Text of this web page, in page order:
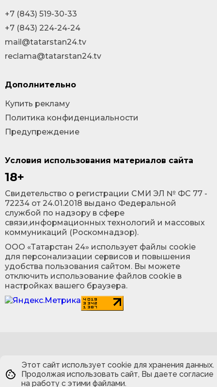
Условия использования материалов сайта
18+
Cвидетельство о регистрации СМИ ЭЛ № ФС 77 -
72234 от 24.01.2018 выдано Федеральной
службой по надзору в сфере
связи,информационных технологий и массовых
коммуникаций (Роскомнадзор).
ООО «Татарстан 24» использует файлы cookie
для персонализации сервисов и повышения
удобства пользования сайтом. Вы можете
отключить использование файлов cookie в
настройках вашего браузера.
+7 (843) 519-30-33
+7 (843) 224-24-24
mail@tatarstan24.tv
reclama@tatarstan24.tv
Дополнительно
Купить рекламу
Политика конфиденциальности
Предупреждение
Этот сайт использует cookie для хранения данных.
Продолжая использовать сайт, Вы даете согласие
на работу с этими файлами.